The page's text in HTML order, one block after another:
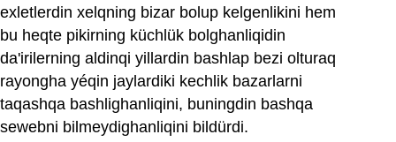
exletlerdin xelqning bizar bolup kelgenlikini hem
bu heqte pikirning küchlük bolghanliqidin
da'irilerning aldinqi yillardin bashlap bezi olturaq
rayongha yéqin jaylardiki kechlik bazarlarni
taqashqa bashlighanliqini, buningdin bashqa
sewebni bilmeydighanliqini bildürdi.